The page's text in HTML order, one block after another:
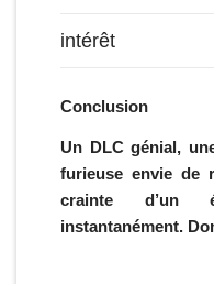
intérêt
Conclusion
Un DLC génial,
furieuse envie de
crainte d’un
instantanément.